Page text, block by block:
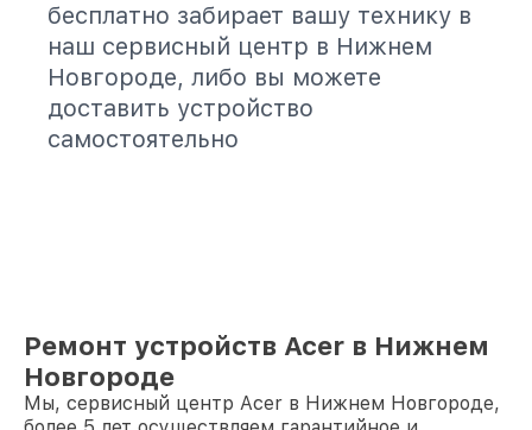
бесплатно забирает вашу технику в
наш сервисный центр в Нижнем
Новгороде, либо вы можете
доставить устройство
самостоятельно
Ремонт устройств Acer в Нижнем
Новгороде
Мы, сервисный центр Acer в Нижнем Новгороде,